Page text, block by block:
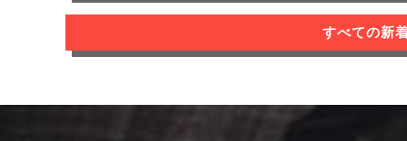
すべての新